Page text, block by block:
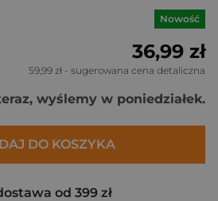
Nowość
36,99 zł
59,99 zł - sugerowana cena detaliczna
wyślemy w poniedziałek.
DO KOSZYKA
od 399 zł